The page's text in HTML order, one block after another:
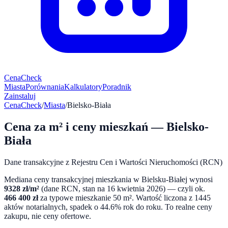
CenaCheck
MiastaPorównaniaKalkulatoryPoradnik
Zainstaluj
CenaCheck/Miasta/Bielsko-Biała
Cena za m² i ceny mieszkań —Bielsko-
Biała
Dane transakcyjne z Rejestru Cen i Wartości Nieruchomości (RCN)
Mediana ceny transakcyjnej mieszkania w Bielsku-Białej wynosi
9328 zł/m² (dane RCN, stan na 16 kwietnia 2026) — czyli ok.
466 400 złza typowe mieszkanie 50 m². Wartość liczona z 1445
aktów notarialnych, spadek o 44.6% rok do roku. To realne ceny
zakupu, nie ceny ofertowe.